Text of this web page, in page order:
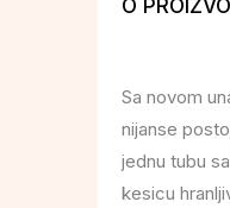
O
Sa novom
nijanse
jednu tubu
kesicu